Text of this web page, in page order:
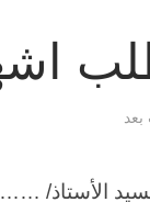
بعد
الأستاذ/